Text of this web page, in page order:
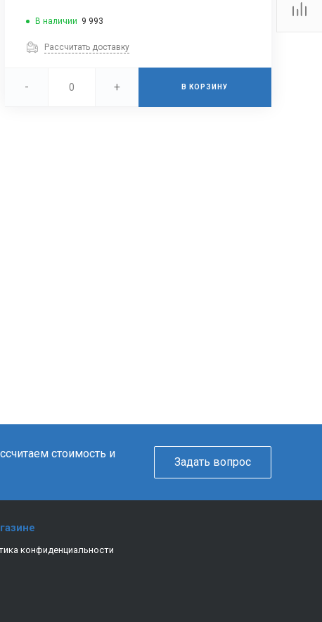
В наличии 9 993
Рассчитать доставку
- + В КОРЗИНУ
стоимость и
Задать вопрос
конфиденциальности